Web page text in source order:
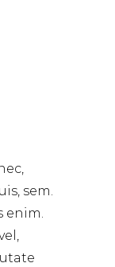
sem.
enim.